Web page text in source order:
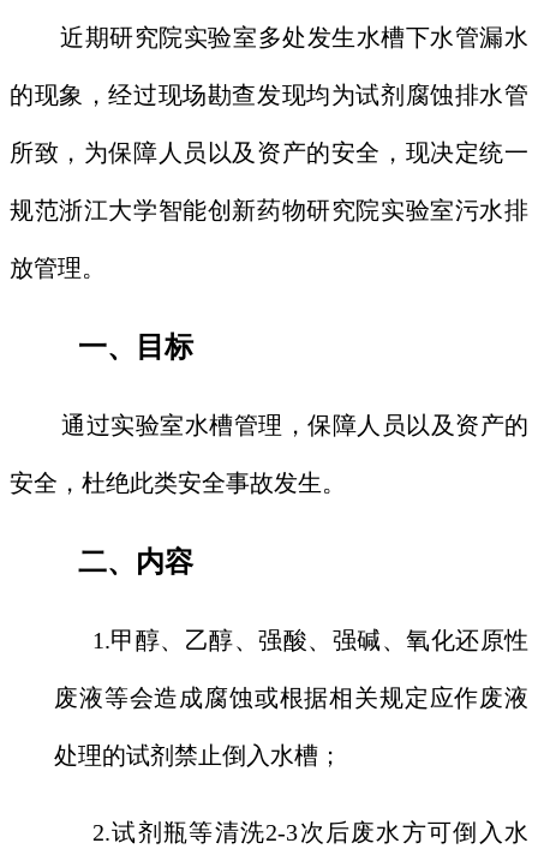
近期研究院实验室多处发生水槽下水管漏水
的现象，经过现场勘查发现均为试剂腐蚀排水管
所致，为保障人员以及资产的安全，现决定统一
规范浙江大学智能创新药物研究院实验室污水排
放管理。
一、 目标
通过实验室水槽管理，保障人员以及资产的
安全，杜绝此类安全事故发生。
二、 内容
1.甲醇、乙醇、强酸、强碱、氧化还原性
废液等会造成腐蚀或根据相关规定应作废液
处理的试剂禁止倒入水槽；
2.试剂瓶等清洗2-3次后废水方可倒入水